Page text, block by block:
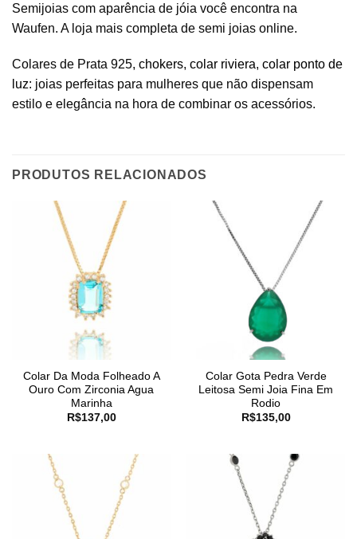
Semijoias com aparência de jóia você encontra na
Waufen. A loja mais completa de semi joias online.
Colares de Prata 925, chokers, colar riviera, colar ponto de
luz: joias perfeitas para mulheres que não dispensam
estilo e elegância na hora de combinar os acessórios.
PRODUTOS RELACIONADOS
Colar Da Moda Folheado A
Ouro Com Zirconia Agua
Marinha
R$137,00
Colar Gota Pedra Verde
Leitosa Semi Joia Fina Em
Rodio
R$135,00